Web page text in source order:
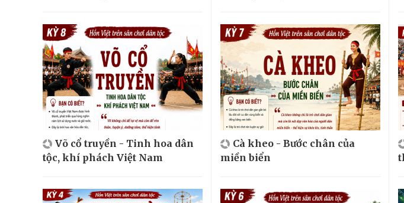
Võ cổ truyền - Tinh hoa dân
tộc, khí phách Việt Nam
Cà kheo - Bước chân của
miền biển